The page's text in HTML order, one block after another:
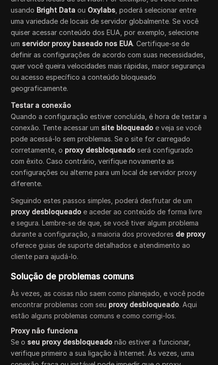
usando Bright Data ou Oxylabs , poderá selecionar entre
uma variedade de locais de servidor globalmente. Se você
quiser acessar conteúdo dos EUA, por exemplo, selecione
um servidor proxy baseado nos EUA. Certifique-se de
definir as configurações de acordo com suas necessidades,
quer você queira velocidades mais rápidas, maior segurança
ou acesso específico a conteúdo bloqueado
geograficamente.
Testar a conexão
Quando a configuração estiver concluída, é hora de testar a
conexão. Tente acessar um site bloqueado e veja se você
pode acessá-lo sem problemas. Se o site for carregado
corretamente, o proxy desbloqueado será configurado
com êxito. Caso contrário, verifique novamente as
configurações ou alterne para um local de servidor proxy
diferente.
Seguindo estes passos simples, poderá desfrutar de um
proxy desbloqueado e aceder ao conteúdo de forma livre
e segura. Lembre-se de que, se você tiver algum problema
durante a configuração, a maioria dos provedores de proxy
oferece guias de suporte detalhados e atendimento ao
cliente para ajudá-lo.
Solução de problemas comuns
Às vezes, as coisas não saem como planejado, e você pode
encontrar problemas com seu proxy desbloqueado. Aqui
estão alguns problemas comuns e como corrigi-los.
Proxy não funciona
Se o seu proxy desbloqueado não estiver a funcionar,
verifique primeiro a sua ligação à Internet. Às vezes, uma